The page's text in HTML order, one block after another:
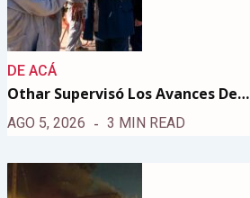
DE ACÁ
Othar Supervisó Los Avances De…
AGO 5, 2026 3 MIN READ